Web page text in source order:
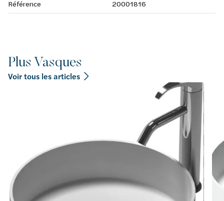
Référence 20001816
Plus Vasques
Voir tous les articles